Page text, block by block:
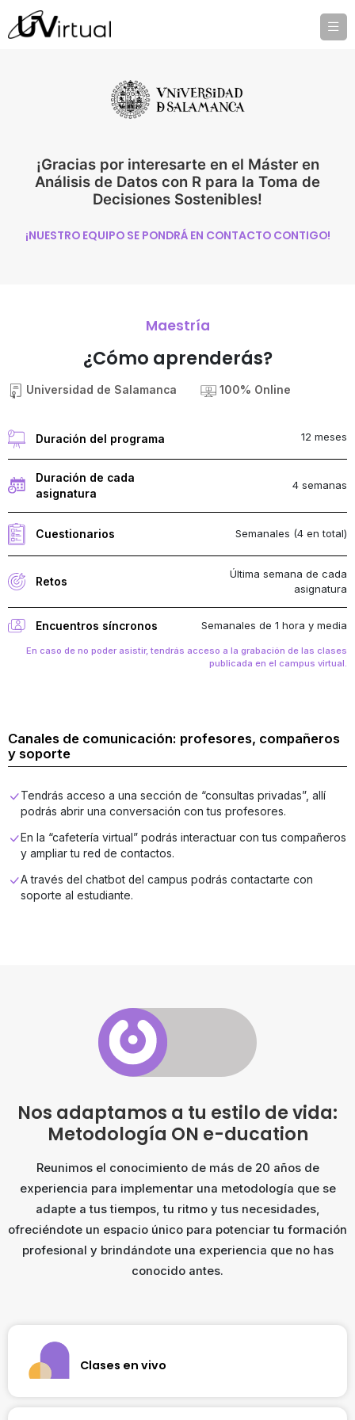
¡Gracias por interesarte en el Máster en
Análisis de Datos con R para la Toma de
Decisiones Sostenibles!
¡NUESTRO EQUIPO SE PONDRÁ EN CONTACTO CONTIGO!
Maestría
¿Cómo aprenderás?
Universidad de Salamanca 100% Online
Duración del programa 12 meses
Duración de cada
asignatura
4 semanas
Cuestionarios Semanales (4 en total)
Retos
Última semana de cada
asignatura
Encuentros síncronos Semanales de 1 hora y media
En caso de no poder asistir, tendrás acceso a la grabación de las clases
publicada en el campus virtual.
Canales de comunicación: profesores, compañeros
y soporte
Tendrás acceso a una sección de “consultas privadas”, allí
podrás abrir una conversación con tus profesores.
En la “cafetería virtual” podrás interactuar con tus compañeros
y ampliar tu red de contactos.
A través del chatbot del campus podrás contactarte con
soporte al estudiante.
Nos adaptamos a tu estilo de vida:
Metodología ON e-ducation
Reunimos el conocimiento de más de 20 años de
experiencia para implementar una metodología que se
adapte a tus tiempos, tu ritmo y tus necesidades,
ofreciéndote un espacio único para potenciar tu formación
profesional y brindándote una experiencia que no has
conocido antes.
Clases en vivo